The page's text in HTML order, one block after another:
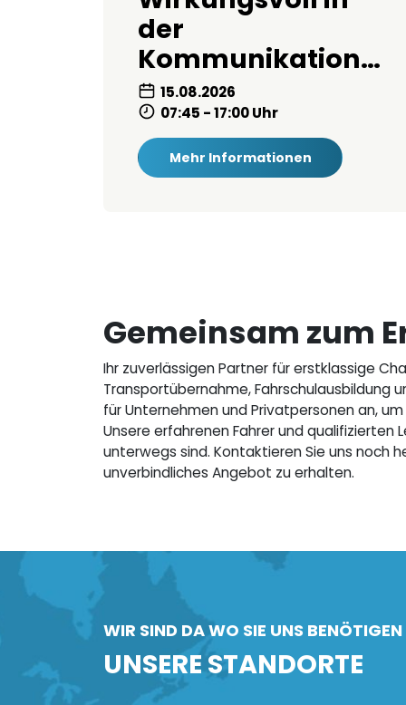
der
Kommunikation…
15.08.2026
07:45 - 17:00 Uhr
Mehr Informationen
Gemeinsam zum
Ihr zuverlässigen Partner für erstklassige
Transportübernahme, Fahrschulausbildung
für Unternehmen und Privatpersonen an,
Unsere erfahrenen Fahrer und qualifizierten
unterwegs sind. Kontaktieren Sie uns noch
unverbindliches Angebot zu erhalten.
WIR SIND DA WO SIE UNS BENÖTIGEN
UNSERE STANDORTE